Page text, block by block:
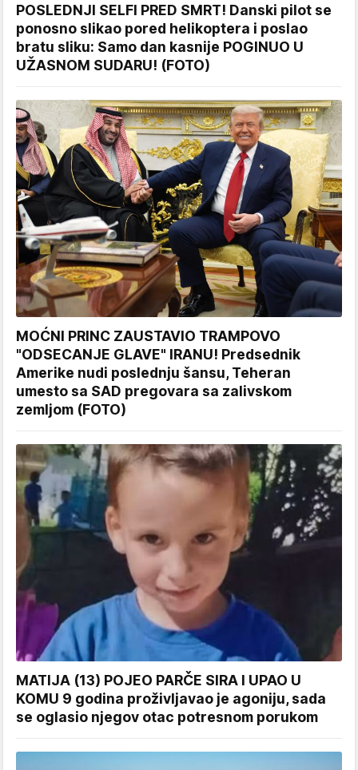
POSLEDNJI SELFI PRED SMRT! Danski pilot se
ponosno slikao pored helikoptera i poslao
bratu sliku: Samo dan kasnije POGINUO U
UŽASNOM SUDARU! (FOTO)
MOĆNI PRINC ZAUSTAVIO TRAMPOVO
"ODSECANJE GLAVE" IRANU! Predsednik
Amerike nudi poslednju šansu, Teheran
umesto sa SAD pregovara sa zalivskom
zemljom (FOTO)
MATIJA (13) POJEO PARČE SIRA I UPAO U
KOMU 9 godina proživljavao je agoniju, sada
se oglasio njegov otac potresnom porukom